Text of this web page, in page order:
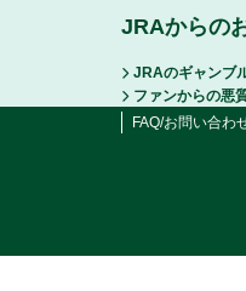
JRAからの
JRAのギャンブ
ファンからの悪
FAQ/お問い合わ